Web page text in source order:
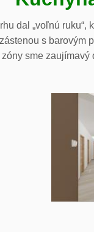
dal „voľnú
s barovým
sme